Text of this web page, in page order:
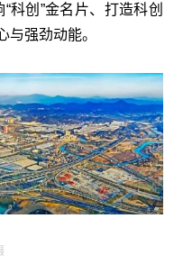
科创”金名片、打造科创
与强劲动能。